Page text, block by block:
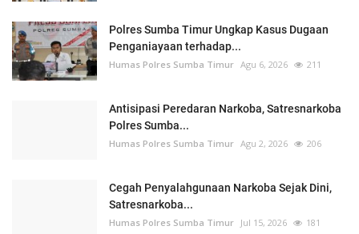
Polres Sumba Timur Ungkap Kasus Dugaan
Penganiayaan terhadap...
Humas Polres Sumba Timur Agu 6, 2026 211
Antisipasi Peredaran Narkoba, Satresnarkoba
Polres Sumba...
Humas Polres Sumba Timur Agu 2, 2026 206
Cegah Penyalahgunaan Narkoba Sejak Dini,
Satresnarkoba...
Humas Polres Sumba Timur Jul 15, 2026 181